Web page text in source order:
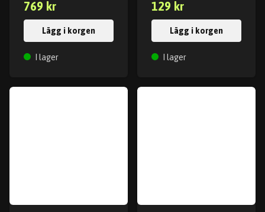
769 kr
Lägg i korgen
I lager
129 kr
Lägg i korgen
I lager